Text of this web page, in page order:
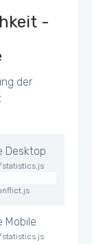
-
der
Desktop
Mobile